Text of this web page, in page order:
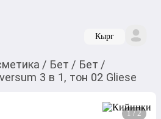
Кырг
/ Бет / Бет /
3 в 1, тон 02 Gliese
1 / 2